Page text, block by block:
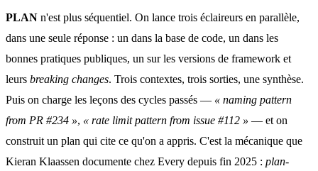
PLAN n'est plus séquentiel. On lance trois éclaireurs en parallèle,
dans une seule réponse : un dans la base de code, un dans les
bonnes pratiques publiques, un sur les versions de framework et
leurs breaking changes. Trois contextes, trois sorties, une synthèse.
Puis on charge les leçons des cycles passés — « naming pattern
from PR #234 », « rate limit pattern from issue #112 » — et on
construit un plan qui cite ce qu'on a appris. C'est la mécanique que
Kieran Klaassen documente chez Every depuis fin 2025 : plan-